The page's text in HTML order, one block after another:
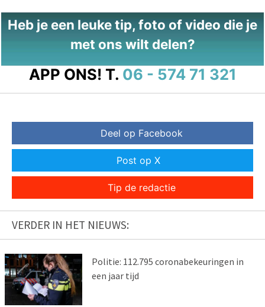
Heb je een leuke tip, foto of video die je
met ons wilt delen?
APP ONS! T. 06 - 574 71 321
Deel op Facebook
Post op X
Tip de redactie
VERDER IN HET NIEUWS:
Politie: 112.795 coronabekeuringen in
een jaar tijd